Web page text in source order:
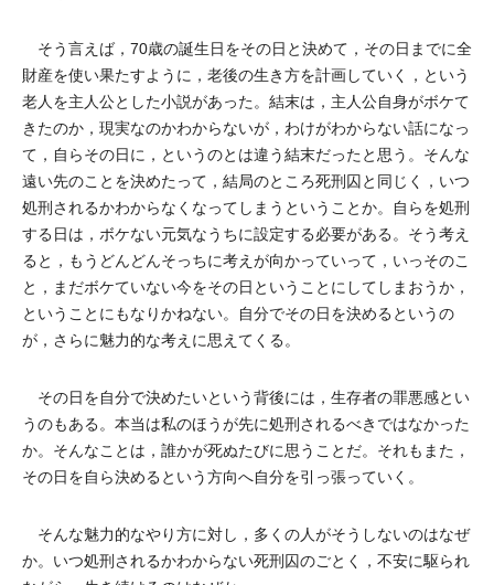
そう言えば，70歳の誕生日をその日と決めて，その日までに全
財産を使い果たすように，老後の生き方を計画していく，という
老人を主人公とした小説があった。結末は，主人公自身がボケて
きたのか，現実なのかわからないが，わけがわからない話になっ
て，自らその日に，というのとは違う結末だったと思う。そんな
遠い先のことを決めたって，結局のところ死刑囚と同じく，いつ
処刑されるかわからなくなってしまうということか。自らを処刑
する日は，ボケない元気なうちに設定する必要がある。そう考え
ると，もうどんどんそっちに考えが向かっていって，いっそのこ
と，まだボケていない今をその日ということにしてしまおうか，
ということにもなりかねない。自分でその日を決めるというの
が，さらに魅力的な考えに思えてくる。
その日を自分で決めたいという背後には，生存者の罪悪感とい
うのもある。本当は私のほうが先に処刑されるべきではなかった
か。そんなことは，誰かが死ぬたびに思うことだ。それもまた，
その日を自ら決めるという方向へ自分を引っ張っていく。
そんな魅力的なやり方に対し，多くの人がそうしないのはなぜ
か。いつ処刑されるかわからない死刑囚のごとく，不安に駆られ